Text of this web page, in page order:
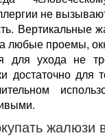
не
Вертикальные
любые проемы,
для ухода не
достаточно для
жалюзи